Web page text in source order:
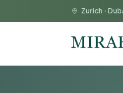
Zurich ·